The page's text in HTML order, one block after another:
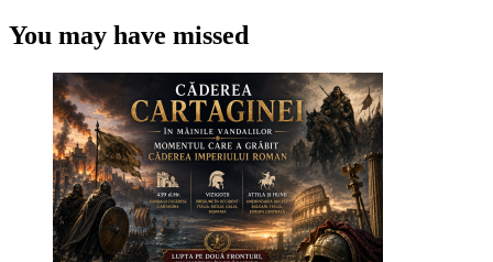
You may have missed